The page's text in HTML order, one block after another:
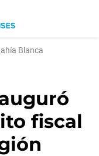
Blanca
fiscal